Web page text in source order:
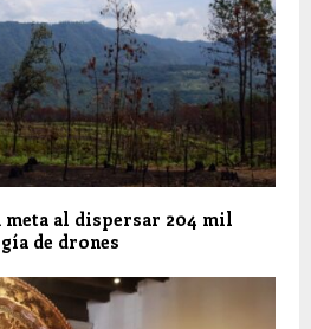
meta al dispersar 204 mil
de drones